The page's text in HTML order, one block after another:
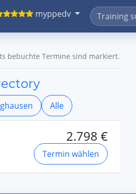
myppedv
bebuchte Termine sind markiert.
Alle
2.798 €
Termin wählen